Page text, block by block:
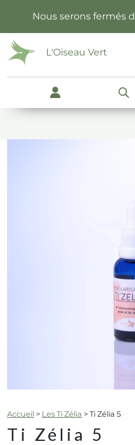
Nous serons fermés
L'Oiseau Vert
Accueil > Les Ti Zélia > Ti Zélia 5
Ti Zélia 5